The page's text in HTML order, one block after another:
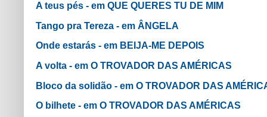
A teus pés - em QUE QUERES TU DE MIM
Tango pra Tereza - em ÂNGELA
Onde estarás - em BEIJA-ME DEPOIS
A volta - em O TROVADOR DAS AMÉRICAS
Bloco da solidão - em O TROVADOR DAS
O bilhete - em O TROVADOR DAS AMÉRICAS